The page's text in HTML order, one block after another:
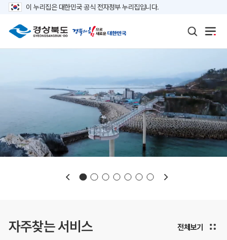
이 누리집은 대한민국 공식 전자정부 누리집입니다.
자주찾는 서비스
보도자료 재정정보
전체보기